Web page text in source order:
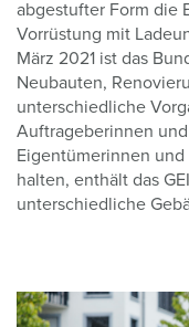
abgestufter Form die
Vorrüstung mit
März 2021 ist das
Neubauten,
unterschiedliche
Auftrageberinnen
Eigentümerinnen
halten, enthält das
unterschiedliche